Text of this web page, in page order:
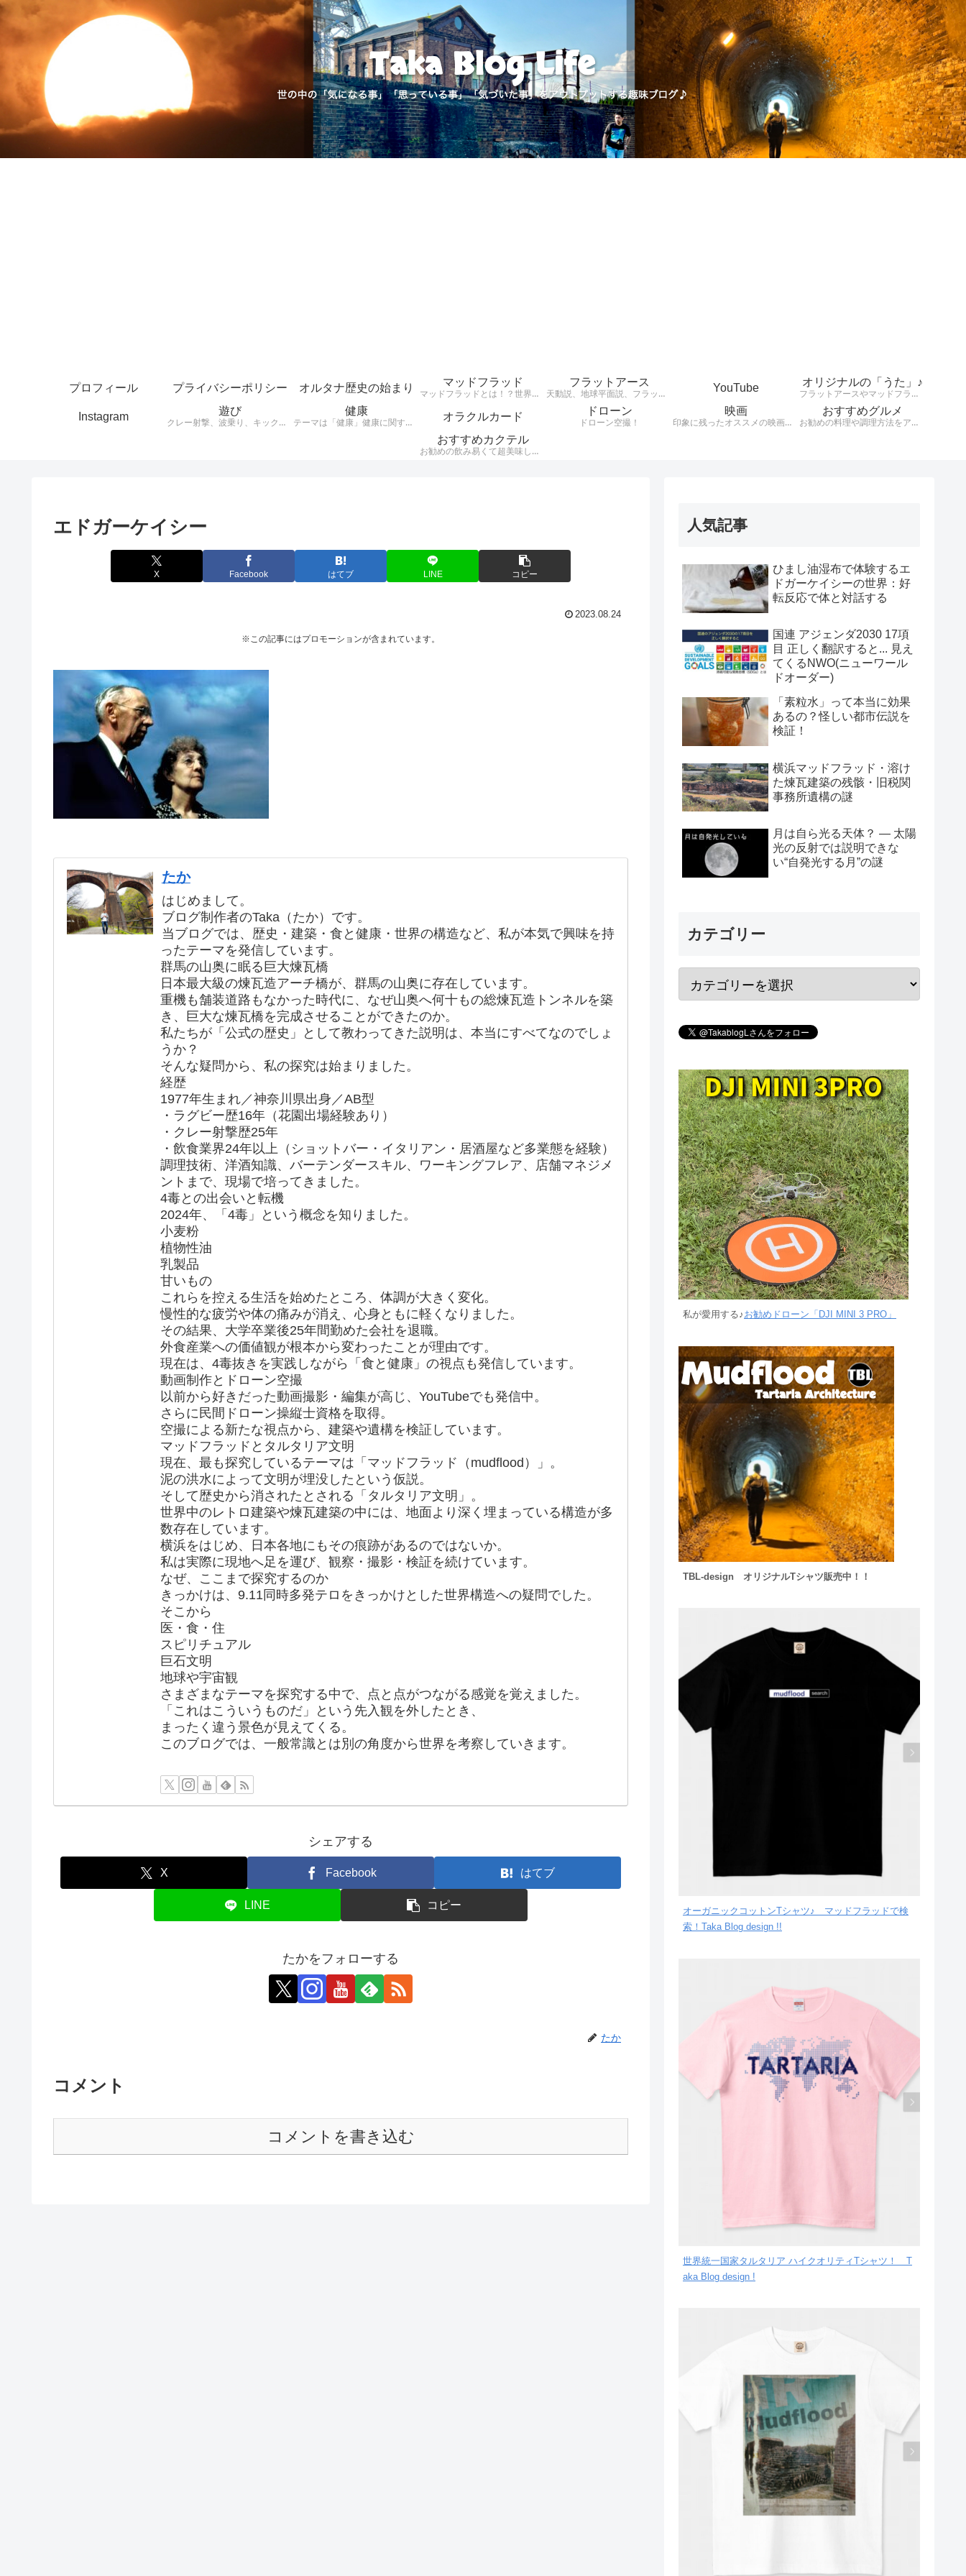
プロフィール プライバシーポリシー オルタナ歴史の始まり
マッドフラッド
マッドフラッドとは！？世界中の建物が埋まっていて、その建物の様式が世界同一（レトロ建築レンガ建築など）だという事実がある・・・それがMudfloodです。それらレンガ建築レトロ建築はここ日本にもたくさん現存している。 200年ほど前に世界がグレートリセットされ、歴史が書き換えられ現在に至るとうい興味深い説。
フラットアース
天動説、地球平面説、フラットアース、大地は平、太陽は小さくて高度上空存在している。様々な説を検証します。
YouTube
オリジナルの「うた」♪
フラットアースやマッドフラッド、健康や興味のあることをオリジナルの歌詞とリズムで発信！！！！
Instagram
遊び
クレー射撃、波乗り、キックボード、スケートボードなど思ったことをアウトプットします。
健康
テーマは「健康」健康に関する様々なジャンルのお話を、わかりやすくお話します。自分が好きな事、興味のある事をアウトプットするブログです。
オラクルカード
ドローン
ドローン空撮！
映画
印象に残ったオススメの映画を紹介します。
おすすめグルメ
お勧めの料理や調理方法をアウトプットする。
おすすめカクテル
お勧めの飲み易くて超美味しいカクテルをご紹介。騙されたつもりで飲んでほしいカクテルをシンプルにお伝えします。
エドガーケイシー
X Facebook はてブ LINE コピー
2023.08.24
※この記事にはプロモーションが含まれています。
たか
はじめまして。
ブログ制作者のTaka（たか）です。
当ブログでは、歴史・建築・食と健康・世界の構造など、私が本気で興味を持
ったテーマを発信しています。
群馬の山奥に眠る巨大煉瓦橋
日本最大級の煉瓦造アーチ橋が、群馬の山奥に存在しています。
重機も舗装道路もなかった時代に、なぜ山奥へ何十もの総煉瓦造トンネルを築
き、巨大な煉瓦橋を完成させることができたのか。
私たちが「公式の歴史」として教わってきた説明は、本当にすべてなのでしょ
うか？
そんな疑問から、私の探究は始まりました。
経歴
1977年生まれ／神奈川県出身／AB型
・ラグビー歴16年（花園出場経験あり）
・クレー射撃歴25年
・飲食業界24年以上（ショットバー・イタリアン・居酒屋など多業態を経験）
調理技術、洋酒知識、バーテンダースキル、ワーキングフレア、店舗マネジメ
ントまで、現場で培ってきました。
4毒との出会いと転機
2024年、「4毒」という概念を知りました。
小麦粉
植物性油
乳製品
甘いもの
これらを控える生活を始めたところ、体調が大きく変化。
慢性的な疲労や体の痛みが消え、心身ともに軽くなりました。
その結果、大学卒業後25年間勤めた会社を退職。
外食産業への価値観が根本から変わったことが理由です。
現在は、4毒抜きを実践しながら「食と健康」の視点も発信しています。
動画制作とドローン空撮
以前から好きだった動画撮影・編集が高じ、YouTubeでも発信中。
さらに民間ドローン操縦士資格を取得。
空撮による新たな視点から、建築や遺構を検証しています。
マッドフラッドとタルタリア文明
現在、最も探究しているテーマは「マッドフラッド（mudflood）」。
泥の洪水によって文明が埋没したという仮説。
そして歴史から消されたとされる「タルタリア文明」。
世界中のレトロ建築や煉瓦建築の中には、地面より深く埋まっている構造が多
数存在しています。
横浜をはじめ、日本各地にもその痕跡があるのではないか。
私は実際に現地へ足を運び、観察・撮影・検証を続けています。
なぜ、ここまで探究するのか
きっかけは、9.11同時多発テロをきっかけとした世界構造への疑問でした。
そこから
医・食・住
スピリチュアル
巨石文明
地球や宇宙観
さまざまなテーマを探究する中で、点と点がつながる感覚を覚えました。
「これはこういうものだ」という先入観を外したとき、
まったく違う景色が見えてくる。
このブログでは、一般常識とは別の角度から世界を考察していきます。
シェアする
X Facebook はてブ
LINE コピー
たかをフォローする
たか
コメント
コメントを書き込む
人気記事
ひまし油湿布で体験するエ
ドガーケイシーの世界：好
転反応で体と対話する
国連 アジェンダ2030 17項
目 正しく翻訳すると... 見え
てくるNWO(ニューワール
ドオーダー)
「素粒水」って本当に効果
あるの？怪しい都市伝説を
検証！
横浜マッドフラッド・溶け
た煉瓦建築の残骸・旧税関
事務所遺構の謎
月は自ら光る天体？ ― 太陽
光の反射では説明できな
い“自発光する月”の謎
カテゴリー
私が愛用する♪お勧めドローン「DJI MINI 3 PRO」
TBL-design オリジナルTシャツ販売中！！
オーガニックコットンTシャツ♪ マッドフラッドで検
索！Taka Blog design !!
世界統一国家タルタリア ハイクオリティTシャツ！ T
aka Blog design !